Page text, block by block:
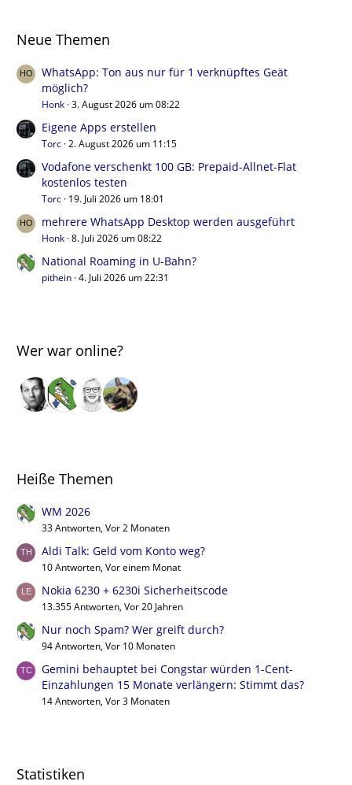
Neue Themen
WhatsApp: Ton aus nur für 1 verknüpftes Geät
möglich?
Honk 3. August 2026 um 08:22
Eigene Apps erstellen
Torc 2. August 2026 um 11:15
Vodafone verschenkt 100 GB: Prepaid-Allnet-Flat
kostenlos testen
Torc 19. Juli 2026 um 18:01
mehrere WhatsApp Desktop werden ausgeführt
Honk 8. Juli 2026 um 08:22
National Roaming in U-Bahn?
pithein 4. Juli 2026 um 22:31
Wer war online?
Heiße Themen
WM 2026
33 Antworten, Vor 2 Monaten
Aldi Talk: Geld vom Konto weg?
10 Antworten, Vor einem Monat
Nokia 6230 + 6230i Sicherheitscode
13.355 Antworten, Vor 20 Jahren
Nur noch Spam? Wer greift durch?
94 Antworten, Vor 10 Monaten
Gemini behauptet bei Congstar würden 1-Cent-
Einzahlungen 15 Monate verlängern: Stimmt das?
14 Antworten, Vor 3 Monaten
Statistiken